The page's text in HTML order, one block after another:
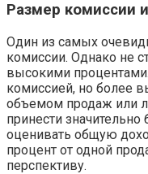
Размер комиссии
Один из самых
комиссии. Однако не
высокими
комиссией, но более
объемом продаж или
принести
оценивать общую
процент от одной
перспективу.